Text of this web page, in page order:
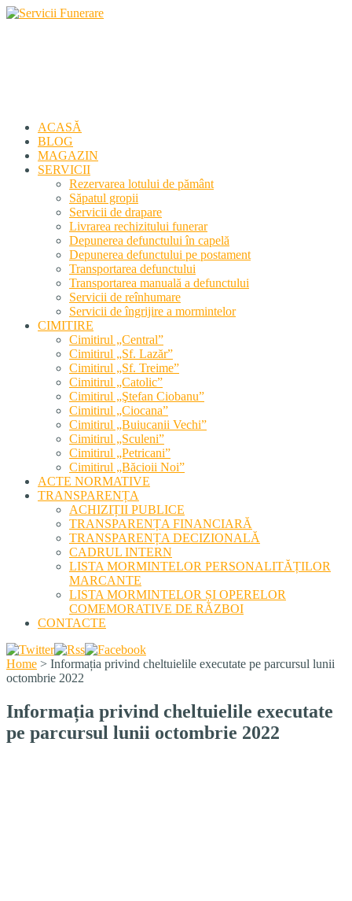
ACASĂ
BLOG
MAGAZIN
SERVICII
Rezervarea lotului de pământ
Săpatul gropii
Servicii de drapare
Livrarea rechizitului funerar
Depunerea defunctului în capelă
Depunerea defunctului pe postament
Transportarea defunctului
Transportarea manuală a defunctului
Servicii de reînhumare
Servicii de îngrijire a mormintelor
CIMITIRE
Cimitirul „Central”
Cimitirul „Sf. Lazăr”
Cimitirul „Sf. Treime”
Cimitirul „Catolic”
Cimitirul „Ştefan Ciobanu”
Cimitirul „Ciocana”
Cimitirul „Buiucanii Vechi”
Cimitirul „Sculeni”
Cimitirul „Petricani”
Cimitirul „Băcioii Noi”
ACTE NORMATIVE
TRANSPARENȚA
ACHIZIȚII PUBLICE
TRANSPARENȚA FINANCIARĂ
TRANSPARENȚA DECIZIONALĂ
CADRUL INTERN
LISTA MORMINTELOR PERSONALITĂȚILOR
MARCANTE
LISTA MORMINTELOR ȘI OPERELOR
COMEMORATIVE DE RĂZBOI
CONTACTE
Home > Informația privind cheltuielile executate pe parcursul lunii
octombrie 2022
Informația privind cheltuielile executate
pe parcursul lunii octombrie 2022